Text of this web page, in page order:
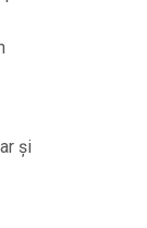
și